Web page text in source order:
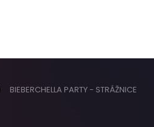
BIEBERCHELLA PARTY - STRÁŽNICE